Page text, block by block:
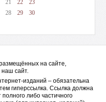
21 22
23
28 29
30
на сайте,
наш сайт.
изданий – обязательна
гиперссылка. Ссылка должна
либо частичного